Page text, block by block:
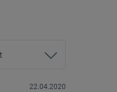
22.04.2020